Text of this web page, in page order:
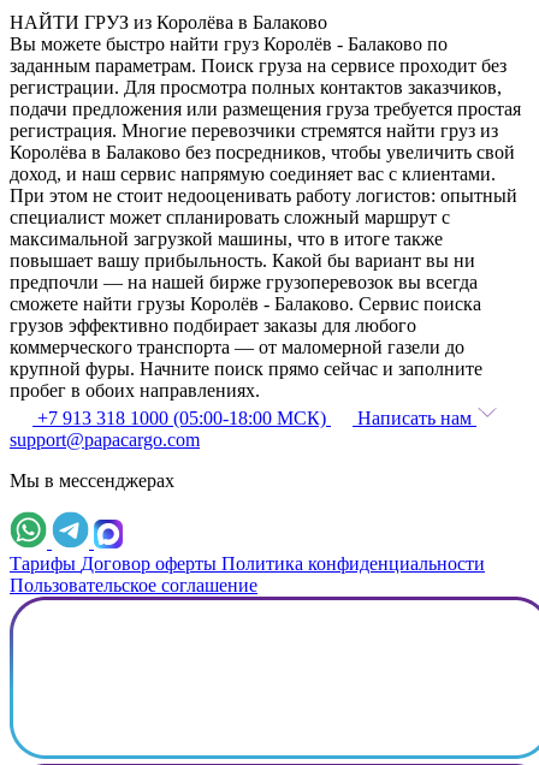
НАЙТИ ГРУЗ из Королёва в Балаково
Вы можете быстро найти груз Королёв - Балаково по
заданным параметрам. Поиск груза на сервисе проходит без
регистрации. Для просмотра полных контактов заказчиков,
подачи предложения или размещения груза требуется простая
регистрация. Многие перевозчики стремятся найти груз из
Королёва в Балаково без посредников, чтобы увеличить свой
доход, и наш сервис напрямую соединяет вас с клиентами.
При этом не стоит недооценивать работу логистов: опытный
специалист может спланировать сложный маршрут с
максимальной загрузкой машины, что в итоге также
повышает вашу прибыльность. Какой бы вариант вы ни
предпочли — на нашей бирже грузоперевозок вы всегда
сможете найти грузы Королёв - Балаково. Сервис поиска
грузов эффективно подбирает заказы для любого
коммерческого транспорта — от маломерной газели до
крупной фуры. Начните поиск прямо сейчас и заполните
пробег в обоих направлениях.
+7 913 318 1000 (05:00-18:00 МСК)
Написать нам
support@papacargo.com
Мы в мессенджерах
Тарифы Договор оферты Политика конфиденциальности
Пользовательское соглашение